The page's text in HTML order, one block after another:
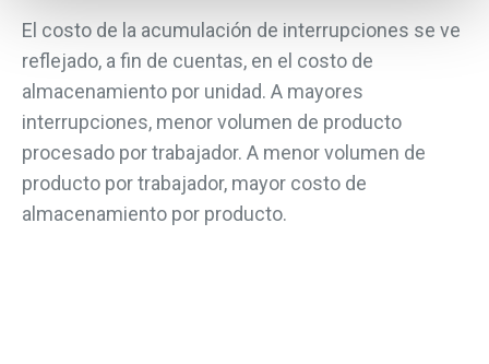
El costo de la acumulación de interrupciones se ve
reflejado, a fin de cuentas, en el costo de
almacenamiento por unidad. A mayores
interrupciones, menor volumen de producto
procesado por trabajador. A menor volumen de
producto por trabajador, mayor costo de
almacenamiento por producto.